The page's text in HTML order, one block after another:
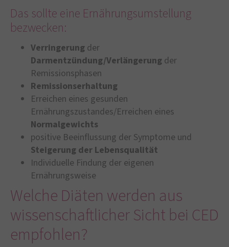
Das sollte eine Ernährungsumstellung
bezwecken:
Verringerung der
Darmentzündung/Verlängerung der
Remissionsphasen
Remissionserhaltung
Erreichen eines gesunden
Ernährungszustandes/Erreichen eines
Normalgewichts
positive Beeinflussung der Symptome und
Steigerung der Lebensqualität
Individuelle Findung der eigenen
Ernährungsweise
Welche Diäten werden aus
wissenschaftlicher Sicht bei CED
empfohlen?